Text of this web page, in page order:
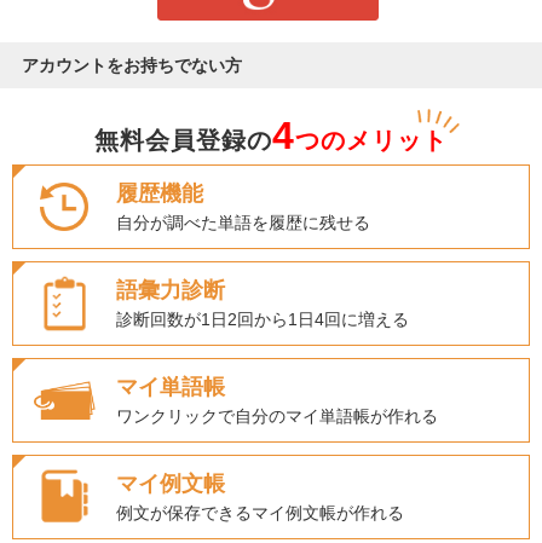
アカウントをお持ちでない方
無料会員登録の4つのメリット
履歴機能
自分が調べた単語を履歴に残せる
語彙力診断
診断回数が1日2回から1日4回に増える
マイ単語帳
ワンクリックで自分のマイ単語帳が作れる
マイ例文帳
例文が保存できるマイ例文帳が作れる